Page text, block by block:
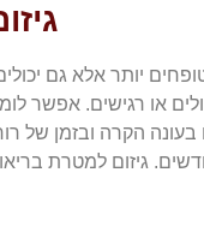
יותר אלא גם
חולים או רגישים.
גם בעונה הקרה ובזמן
גיזום למטרת